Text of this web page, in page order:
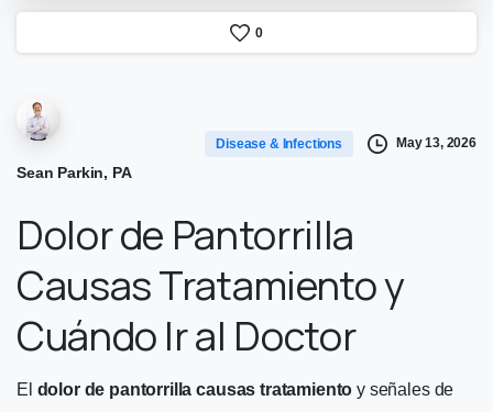
0
Sean Parkin, PA
Disease & Infections May 13, 2026
Dolor de Pantorrilla
Causas Tratamiento y
Cuándo Ir al Doctor
El dolor de pantorrilla causas tratamiento y señales de